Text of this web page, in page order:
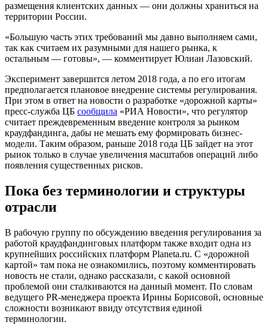
размещения клиентских данных — они должны храниться на
территории России.
«Большую часть этих требований мы давно выполняем сами,
так как считаем их разумными для нашего рынка, к
остальным — готовы», — комментирует Юлиан Лазовский.
Эксперимент завершится летом 2018 года, а по его итогам
предполагается плановое внедрение системы регулирования.
При этом в ответ на новости о разработке «дорожной карты»
пресс-служба ЦБ сообщила «РИА Новости», что регулятор
считает преждевременным введение контроля за рынком
краудфандинга, дабы не мешать ему формировать бизнес-
модели. Таким образом, раньше 2018 года ЦБ зайдет на этот
рынок только в случае увеличения масштабов операций либо
появления существенных рисков.
Пока без терминологии и структуры
отрасли
В рабочую группу по обсуждению введения регулирования за
работой краудфандинговых платформ также входит одна из
крупнейших российских платформ Planeta.ru. С «дорожной
картой» там пока не ознакомились, поэтому комментировать
новость не стали, однако рассказали, с какой основной
проблемой они сталкиваются на данный момент. По словам
ведущего PR-менеджера проекта Ирины Борисовой, основные
сложности возникают ввиду отсутствия единой
терминологии.